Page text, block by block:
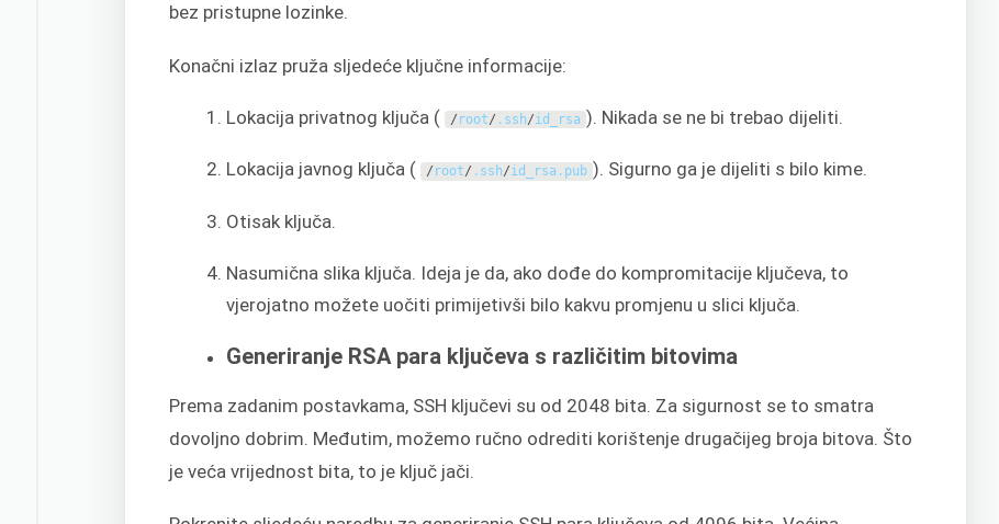
bez pristupne lozinke.
Konačni izlaz pruža sljedeće ključne informacije:
Lokacija privatnog ključa ( / root/ . ssh/id_rsa ). Nikada se ne bi trebao dijeliti.
Lokacija javnog ključa ( / root/ . ssh/id_rsa . pub ). Sigurno ga je dijeliti s bilo kime.
Otisak ključa.
Nasumična slika ključa. Ideja je da, ako dođe do kompromitacije ključeva, to
vjerojatno možete uočiti primijetivši bilo kakvu promjenu u slici ključa.
Generiranje RSA para ključeva s različitim bitovima
Prema zadanim postavkama, SSH ključevi su od 2048 bita. Za sigurnost se to smatra
dovoljno dobrim. Međutim, možemo ručno odrediti korištenje drugačijeg broja bitova. Što
je veća vrijednost bita, to je ključ jači.